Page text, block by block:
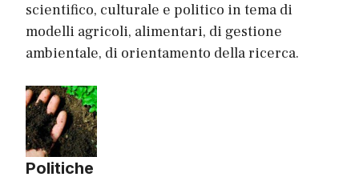
scientifico, culturale e politico in tema di
modelli agricoli, alimentari, di gestione
ambientale, di orientamento della ricerca.
Politiche